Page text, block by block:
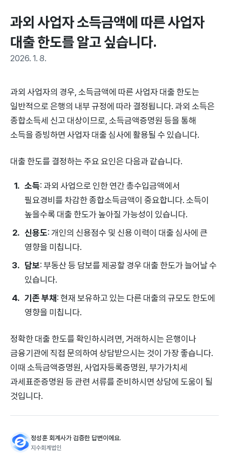
과외 사업자 소득금액에 따른 사업자
대출 한도를 알고 싶습니다.
2026. 1. 8.
과외 사업자의 경우, 소득금액에 따른 사업자 대출 한도는
일반적으로 은행의 내부 규정에 따라 결정됩니다. 과외 소득은
종합소득세 신고 대상이므로, 소득금액증명원 등을 통해
소득을 증빙하면 사업자 대출 심사에 활용될 수 있습니다.
대출 한도를 결정하는 주요 요인은 다음과 같습니다.
소득: 과외 사업으로 인한 연간 총수입금액에서
필요경비를 차감한 종합소득금액이 중요합니다. 소득이
높을수록 대출 한도가 높아질 가능성이 있습니다.
신용도: 개인의 신용점수 및 신용 이력이 대출 심사에 큰
영향을 미칩니다.
담보: 부동산 등 담보를 제공할 경우 대출 한도가 늘어날 수
있습니다.
기존 부채: 현재 보유하고 있는 다른 대출의 규모도 한도에
영향을 미칩니다.
정확한 대출 한도를 확인하시려면, 거래하시는 은행이나
금융기관에 직접 문의하여 상담받으시는 것이 가장 좋습니다.
이때 소득금액증명원, 사업자등록증명원, 부가가치세
과세표준증명원 등 관련 서류를 준비하시면 상담에 도움이 될
것입니다.
정성훈 회계사가 검증한 답변이에요.
지수회계법인